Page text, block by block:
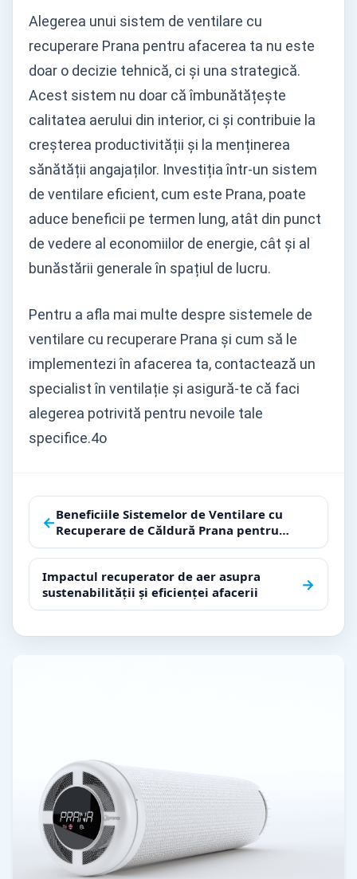
Alegerea unui sistem de ventilare cu
recuperare Prana pentru afacerea ta nu este
doar o decizie tehnică, ci și una strategică.
Acest sistem nu doar că îmbunătățește
calitatea aerului din interior, ci și contribuie la
creșterea productivității și la menținerea
sănătății angajaților. Investiția într-un sistem
de ventilare eficient, cum este Prana, poate
aduce beneficii pe termen lung, atât din punct
de vedere al economiilor de energie, cât și al
bunăstării generale în spațiul de lucru.
Pentru a afla mai multe despre sistemele de
ventilare cu recuperare Prana și cum să le
implementezi în afacerea ta, contactează un
specialist în ventilație și asigură-te că faci
alegerea potrivită pentru nevoile tale
specifice.4o
Navigare
în
articole
←Beneficiile Sistemelor de Ventilare cu
Recuperare de Căldură Prana pentru
Companii
Impactul recuperator de aer asupra
sustenabilității și eficienței afacerii
→